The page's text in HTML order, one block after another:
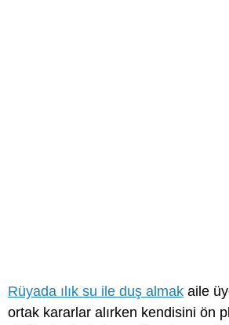
Rüyada ılık su ile duş almak aile
ortak kararlar alırken kendisini ön